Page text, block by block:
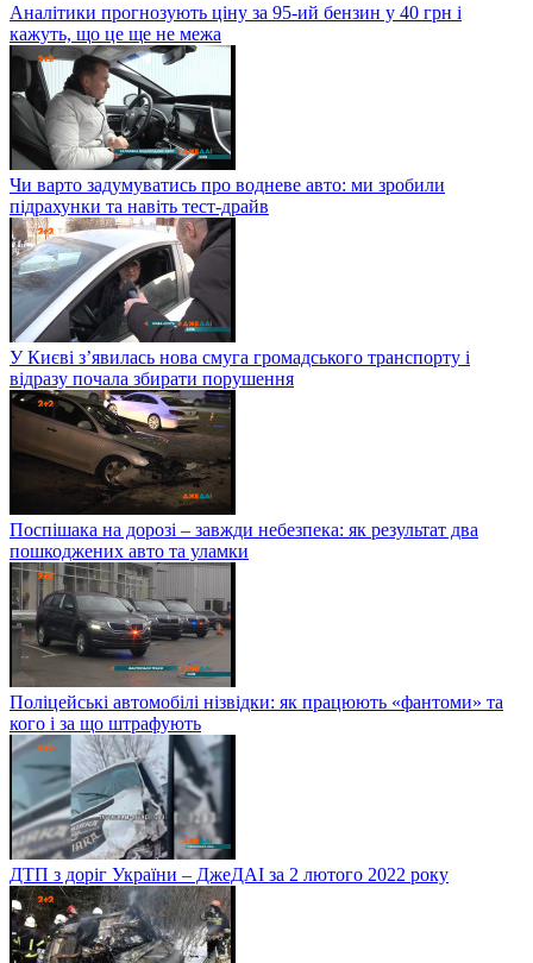
Аналітики прогнозують ціну за 95-ий бензин у 40 грн і
кажуть, що це ще не межа
Чи варто задумуватись про водневе авто: ми зробили
підрахунки та навіть тест-драйв
У Києві з’явилась нова смуга громадського транспорту і
відразу почала збирати порушення
Поспішака на дорозі – завжди небезпека: як результат два
пошкоджених авто та уламки
Поліцейські автомобілі нізвідки: як працюють «фантоми» та
кого і за що штрафують
ДТП з доріг України – ДжеДАІ за 2 лютого 2022 року